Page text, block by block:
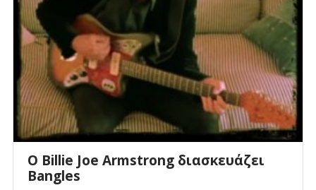
Ο Billie Joe Armstrong διασκευάζει
Bangles